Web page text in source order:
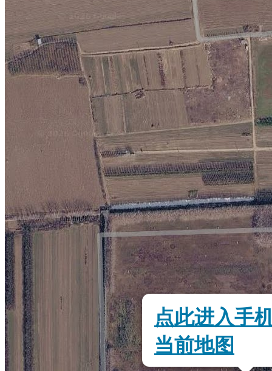
点此进入手
当前地图